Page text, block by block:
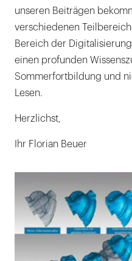
unseren Beiträgen
verschiedenen
Bereich der
einen profunden
Sommerfortbildung und
Lesen.
Herzlichst,
Ihr Florian Beuer